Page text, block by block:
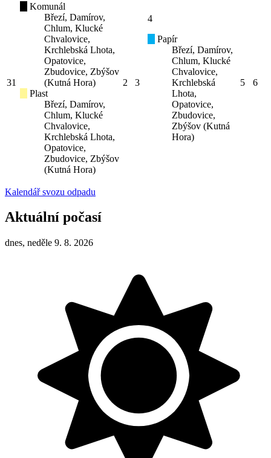
31
Komunál
Březí, Damírov,
Chlum, Klucké
Chvalovice,
Krchlebská Lhota,
Opatovice,
Zbudovice, Zbýšov
(Kutná Hora)
Plast
Březí, Damírov,
Chlum, Klucké
Chvalovice,
Krchlebská Lhota,
Opatovice,
Zbudovice, Zbýšov
(Kutná Hora)
2 3
4
Papír
Březí, Damírov,
Chlum, Klucké
Chvalovice,
Krchlebská
Lhota,
Opatovice,
Zbudovice,
Zbýšov (Kutná
Hora)
5 6
Kalendář svozu odpadu
Aktuální počasí
dnes, neděle 9. 8. 2026